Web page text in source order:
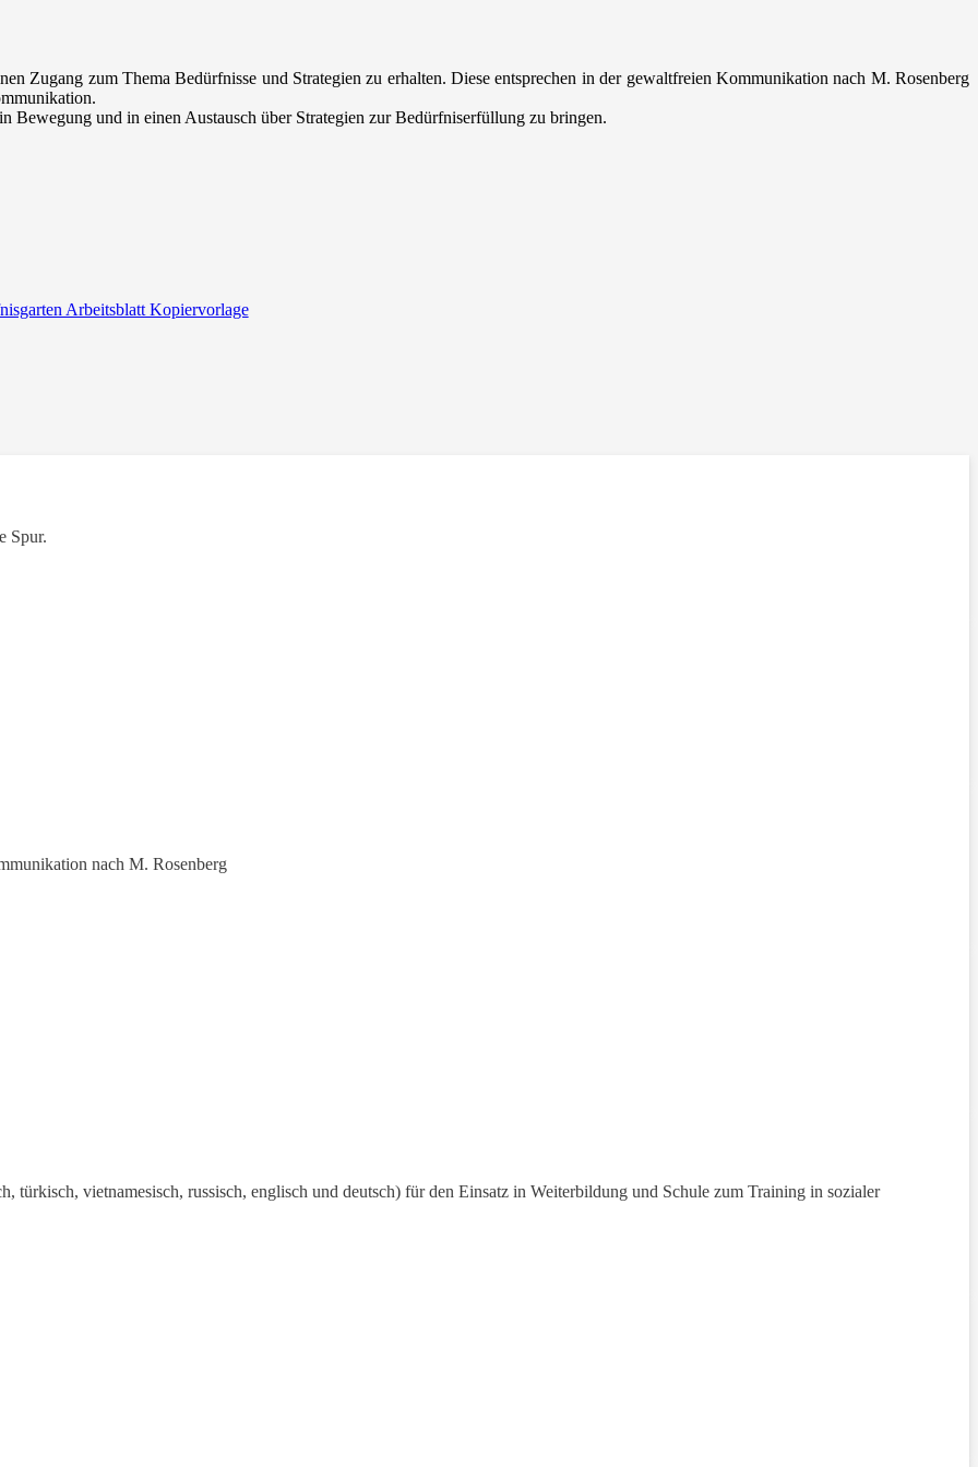
Zugang zum Thema Bedürfnisse und Strategien zu erhalten. Diese entsprechen in der gewaltfreien Kommunikation nach M. Rosenberg
und in einen Austausch über Strategien zur Bedürfniserfüllung zu bringen.
Arbeitsblatt Kopiervorlage
Spur.
nach M. Rosenberg
vietnamesisch, russisch, englisch und deutsch) für den Einsatz in Weiterbildung und Schule zum Training in sozialer